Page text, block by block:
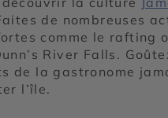
de nombreuses
comme le rafting
River Falls.
de la gastronome
l’île.